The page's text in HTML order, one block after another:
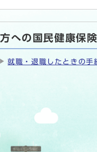
への国民健康保
就職・退職したときの手